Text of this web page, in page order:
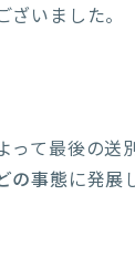
ざいました。
って最後の送
の事態に発展